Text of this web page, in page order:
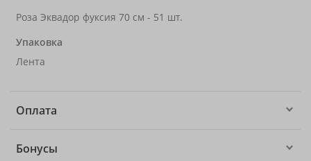
Роза Эквадор фуксия 70 см - 51 шт.
Упаковка
Лента
Оплата
Бонусы